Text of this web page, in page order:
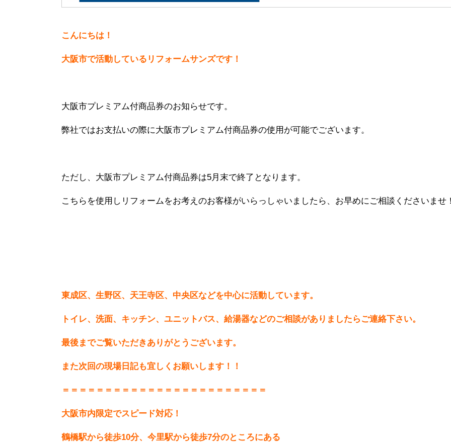
こんにちは！
大阪市で活動しているリフォームサンズです！
大阪市プレミアム付商品券のお知らせです。
弊社ではお支払いの際に大阪市プレミアム付商品券の使用が可能でございます。
ただし、大阪市プレミアム付商品券は5月末で終了となります。
こちらを使用しリフォームをお考えのお客様がいらっしゃいましたら、お早めにご相談くださいませ
東成区、生野区、天王寺区、中央区などを中心に活動しています。
トイレ、洗面、キッチン、ユニットバス、給湯器などのご相談がありましたらご連絡下さい。
最後までご覧いただきありがとうございます。
また次回の現場日記も宜しくお願いします！！
＝＝＝＝＝＝＝＝＝＝＝＝＝＝＝＝＝＝＝＝＝＝＝＝
大阪市内限定でスピード対応！
鶴橋駅から徒歩10分、今里駅から徒歩7分のところにある